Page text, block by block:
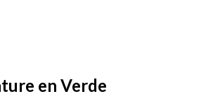
en Verde